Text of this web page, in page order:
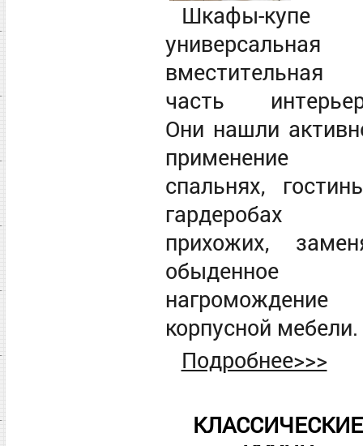
Шкафы-купе
вместительная
часть
Они нашли
применение
спальнях,
гардеробах
прихожих,
обыденное
нагромождение
корпусной мебели.
Подробнее>>>
КЛАССИЧЕСКИЕ